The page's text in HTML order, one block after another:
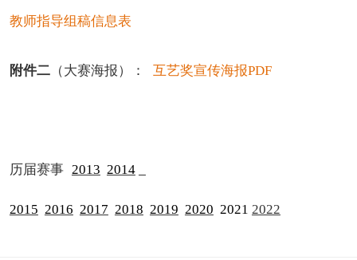
教师指导组稿信息表
附件二（大赛海报）： 互艺奖宣传海报PDF
历届赛事 2013 2014
2015 2016 2017 2018 2019 2020 2021 2022